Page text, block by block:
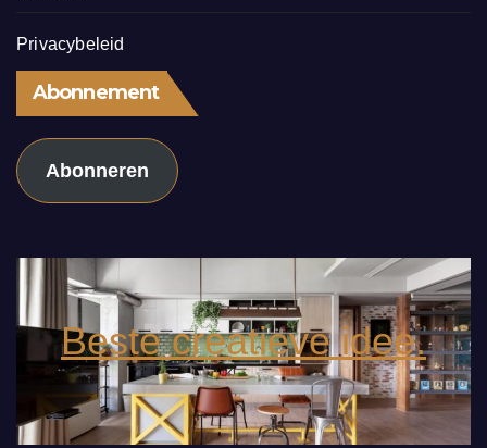
Privacybeleid
Abonnement
Abonneren
Beste creatieve idee.